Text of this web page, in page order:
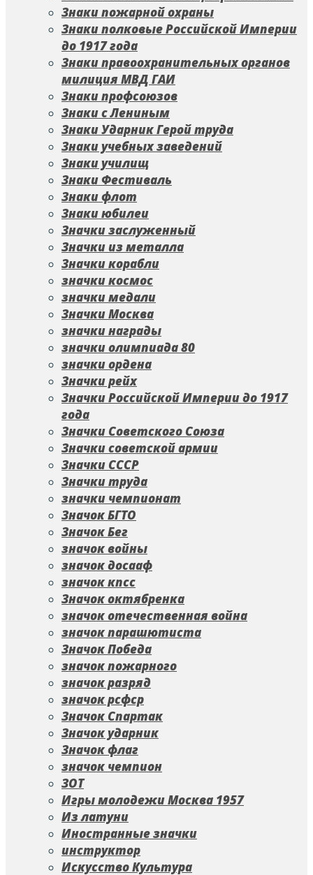
Знаки пожарной охраны
Знаки полковые Российской Империи
до 1917 года
Знаки правоохранительных органов
милиция МВД ГАИ
Знаки профсоюзов
Знаки с Лениным
Знаки Ударник Герой труда
Знаки учебных заведений
Знаки училищ
Знаки Фестиваль
Знаки флот
Знаки юбилеи
Значки заслуженный
Значки из металла
Значки корабли
значки космос
значки медали
Значки Москва
значки награды
значки олимпиада 80
значки ордена
Значки рейх
Значки Российской Империи до 1917
года
Значки Советского Союза
Значки советской армии
Значки СССР
Значки труда
значки чемпионат
Значок БГТО
Значок Бег
значок войны
значок досааф
значок кпсс
Значок октябренка
значок отечественная война
значок парашютиста
Значок Победа
значок пожарного
значок разряд
значок рсфср
Значок Спартак
Значок ударник
Значок флаг
значок чемпион
ЗОТ
Игры молодежи Москва 1957
Из латуни
Иностранные значки
инструктор
Искусство Культура